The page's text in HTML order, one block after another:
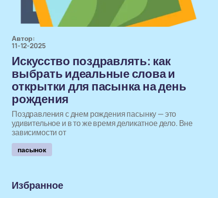
Автор:
11-12-2025
Искусство поздравлять: как
выбрать идеальные слова и
открытки для пасынка на день
рождения
Поздравления с днем рождения пасынку — это
удивительное и в то же время деликатное дело. Вне
зависимости от
пасынок
Избранное